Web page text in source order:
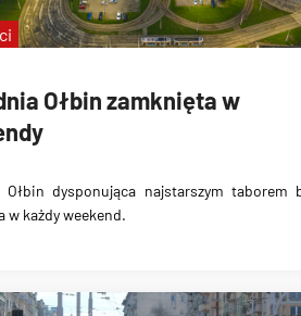
Ołbin zamknięta w
Ołbin dysponująca najstarszym taborem
w każdy weekend.